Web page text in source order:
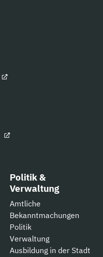
Politik &
Verwaltung
Amtliche
Bekanntmachungen
Politik
Verwaltung
Ausbildung in der Stadt